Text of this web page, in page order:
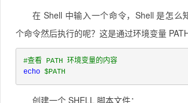
在 Shell 中输入一个命令，Shell 是怎么
个命令然后执行的呢？这是通过环境变量
#查看 PATH 环境变量的内容
echo $PATH
创建一个 SHELL 脚本文件：